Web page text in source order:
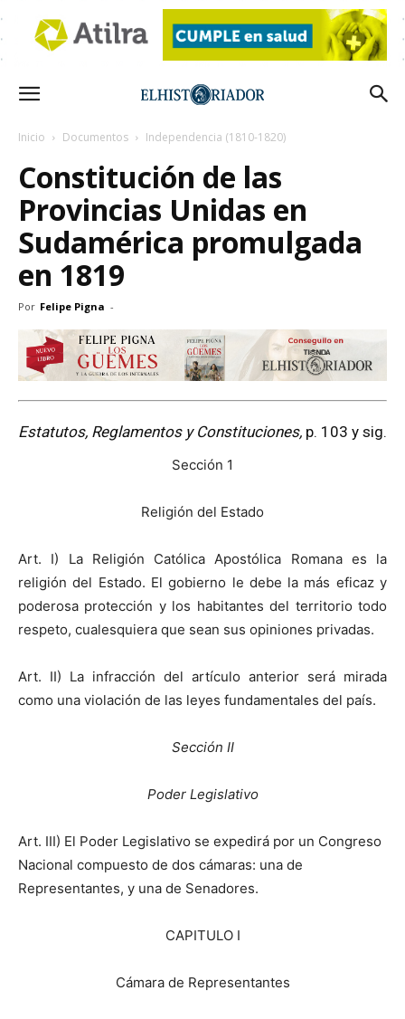
Inicio Documentos Independencia (1810-1820)
Constitución de las
Provincias Unidas en
Sudamérica promulgada
en 1819
Por Felipe Pigna -
Estatutos, Reglamentos y Constituciones, p. 103 y sig.
Sección 1
Religión del Estado
Art. I) La Religión Católica Apostólica Romana es la
religión del Estado. El gobierno le debe la más eficaz y
poderosa protección y los habitantes del territorio todo
respeto, cualesquiera que sean sus opiniones privadas.
Art. II) La infracción del artículo anterior será mirada
como una violación de las leyes fundamentales del país.
Sección II
Poder Legislativo
Art. III) El Poder Legislativo se expedirá por un Congreso
Nacional compuesto de dos cámaras: una de
Representantes, y una de Senadores.
CAPITULO I
Cámara de Representantes